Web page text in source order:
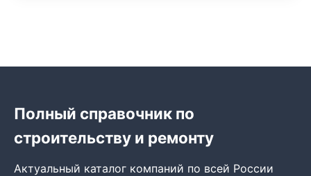
Полный справочник по
строительству и ремонту
Актуальный каталог компаний по всей России